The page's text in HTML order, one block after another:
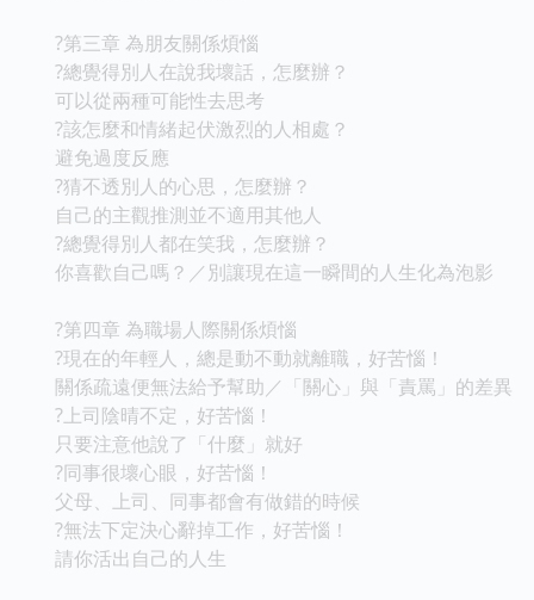
?第三章 為朋友關係煩惱
?總覺得別人在說我壞話，怎麼辦？
可以從兩種可能性去思考
?該怎麼和情緒起伏激烈的人相處？
避免過度反應
?猜不透別人的心思，怎麼辦？
自己的主觀推測並不適用其他人
?總覺得別人都在笑我，怎麼辦？
你喜歡自己嗎？／別讓現在這一瞬間的人生化為泡影
?第四章 為職場人際關係煩惱
?現在的年輕人，總是動不動就離職，好苦惱！
關係疏遠便無法給予幫助／「關心」與「責罵」的差異
?上司陰晴不定，好苦惱！
只要注意他說了「什麼」就好
?同事很壞心眼，好苦惱！
父母、上司、同事都會有做錯的時候
?無法下定決心辭掉工作，好苦惱！
請你活出自己的人生